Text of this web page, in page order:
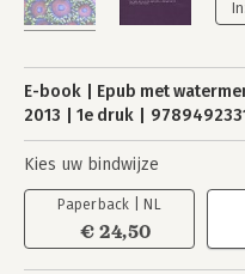
E-book Epub met
2013
1e druk
Kies uw bindwijze
Paperback | NL
€ 24,50